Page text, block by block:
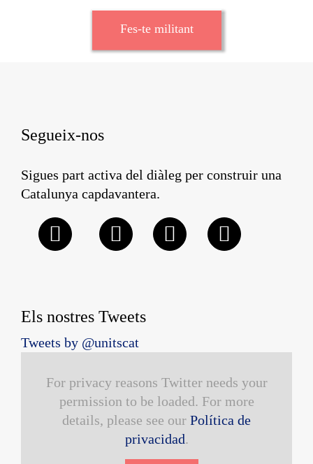
Fes-te militant
Segueix-nos
Sigues part activa del diàleg per construir una
Catalunya capdavantera.
Els nostres Tweets
Tweets by @unitscat
For privacy reasons Twitter needs your
permission to be loaded. For more
details, please see our Política de
privacidad.